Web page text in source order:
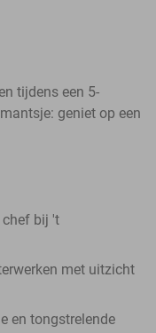
tijdens een 5-
geniet op een
chef bij 't
met uitzicht
en tongstrelende